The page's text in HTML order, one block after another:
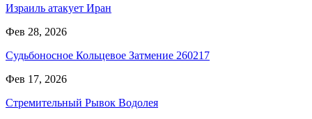
Израиль атакует Иран
Фев 28, 2026
Судьбоносное Кольцевое Затмение 260217
Фев 17, 2026
Стремительный Рывок Водолея